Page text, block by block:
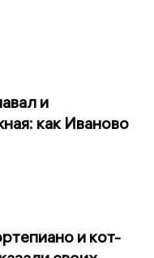
и
как Иваново
и кот-